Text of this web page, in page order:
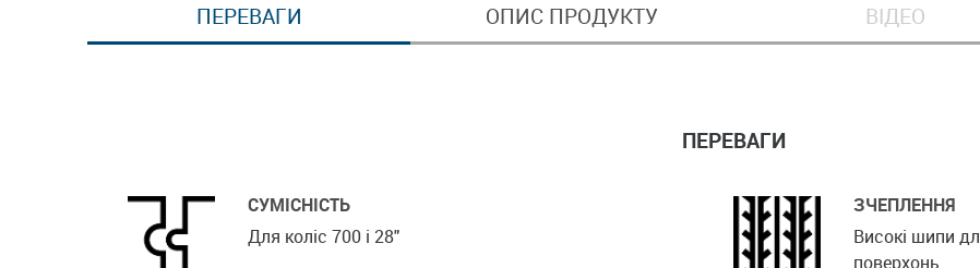
ПЕРЕВАГИ ОПИС ПРОДУКТУ ВІДЕО
ПЕРЕВАГИ
СУМІСНІСТЬ
Для коліс 700 і 28"
ЗЧЕПЛЕННЯ
Високі шипи
поверхонь.